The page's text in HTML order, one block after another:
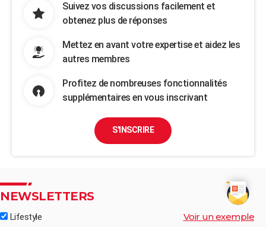
Suivez vos discussions facilement et
obtenez plus de réponses
Mettez en avant votre expertise et aidez les
autres membres
Profitez de nombreuses fonctionnalités
supplémentaires en vous inscrivant
S'INSCRIRE
NEWSLETTERS
Lifestyle Voir un exemple